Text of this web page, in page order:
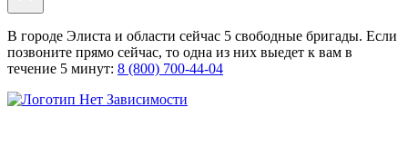
В городе Элиста и области сейчас 5 свободные бригады. Если
позвоните прямо сейчас, то одна из них выедет к вам в
течение 5 минут: 8 (800) 700-44-04